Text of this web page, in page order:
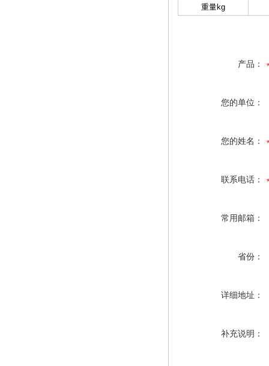
重量kg
产品：
您的单位：
您的姓名：
联系电话：
常用邮箱：
省份：
详细地址：
补充说明：